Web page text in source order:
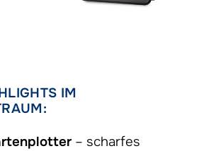
IM
– scharfes